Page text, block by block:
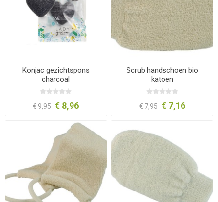
Konjac gezichtspons
charcoal
€ 9,95 € 8,96
Scrub handschoen bio
katoen
€ 7,95 € 7,16